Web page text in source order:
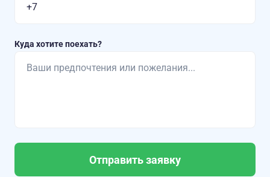
Куда хотите поехать?
Отправить заявку